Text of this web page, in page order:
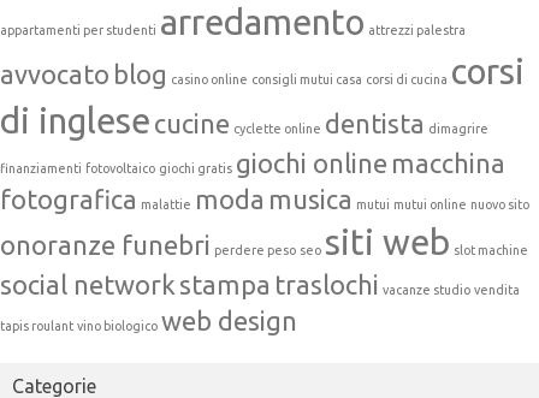
appartamenti per studenti arredamento attrezzi palestra
avvocato blog casino online consigli mutui casa corsi di cucina corsi
di inglese cucine cyclette online dentista dimagrire
finanziamenti fotovoltaico giochi gratis giochi online macchina
fotografica malattie moda musica mutui mutui online nuovo sito
onoranze funebri perdere peso seo siti web slot machine
social network stampa traslochi vacanze studio vendita
tapis roulant vino biologico web design
Categorie